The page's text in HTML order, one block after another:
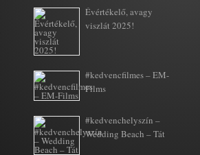
Évértékelő, avagy
viszlát 2025!
#kedvencfilmes – EM-
Films
#kedvenchelyszín –
Wedding Beach – Tát